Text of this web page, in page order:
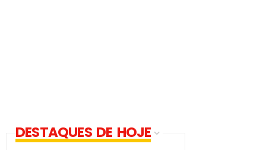
DESTAQUES DE HOJE